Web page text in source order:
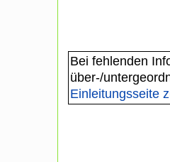
Bei fehlenden
über-/
Einleitungsseite